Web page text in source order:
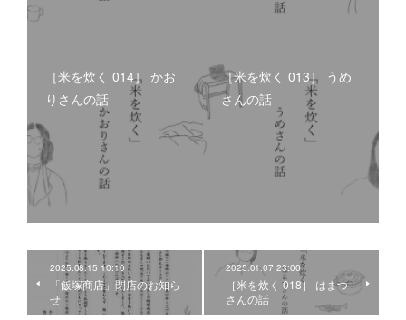
［米を炊く 014］ かお
りさんの話
［米を炊く 013］ うめ
さんの話
2025.08.15 10:10
「飯塚商店」閉店のお知ら
せ
2025.01.07 23:00
［米を炊く 018］ はまつ
さんの話